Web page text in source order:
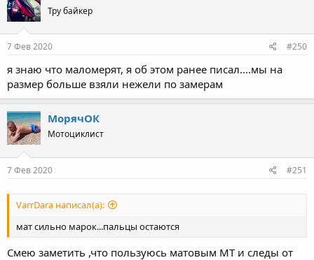
Тру байкер
7 Фев 2020 #250
я знаю что маломерят, я об этом ранее писал....мы на
размер больше взяли нежели по замерам
МорячОК
Мотоциклист
7 Фев 2020 #251
VarrDara написал(а):
мат сильно марок...пальцы остаются
Смею заметить ,что пользуюсь матовым МТ и следы от